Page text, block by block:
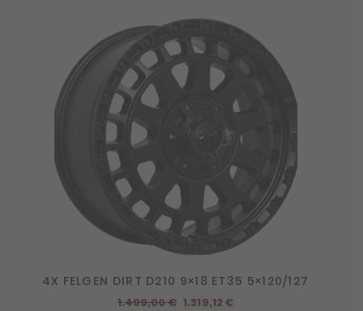
4X FELGEN DIRT D210 9×18 ET35 5×120/127
1.499,00€ Ursprünglicher
1.319,12€Aktueller